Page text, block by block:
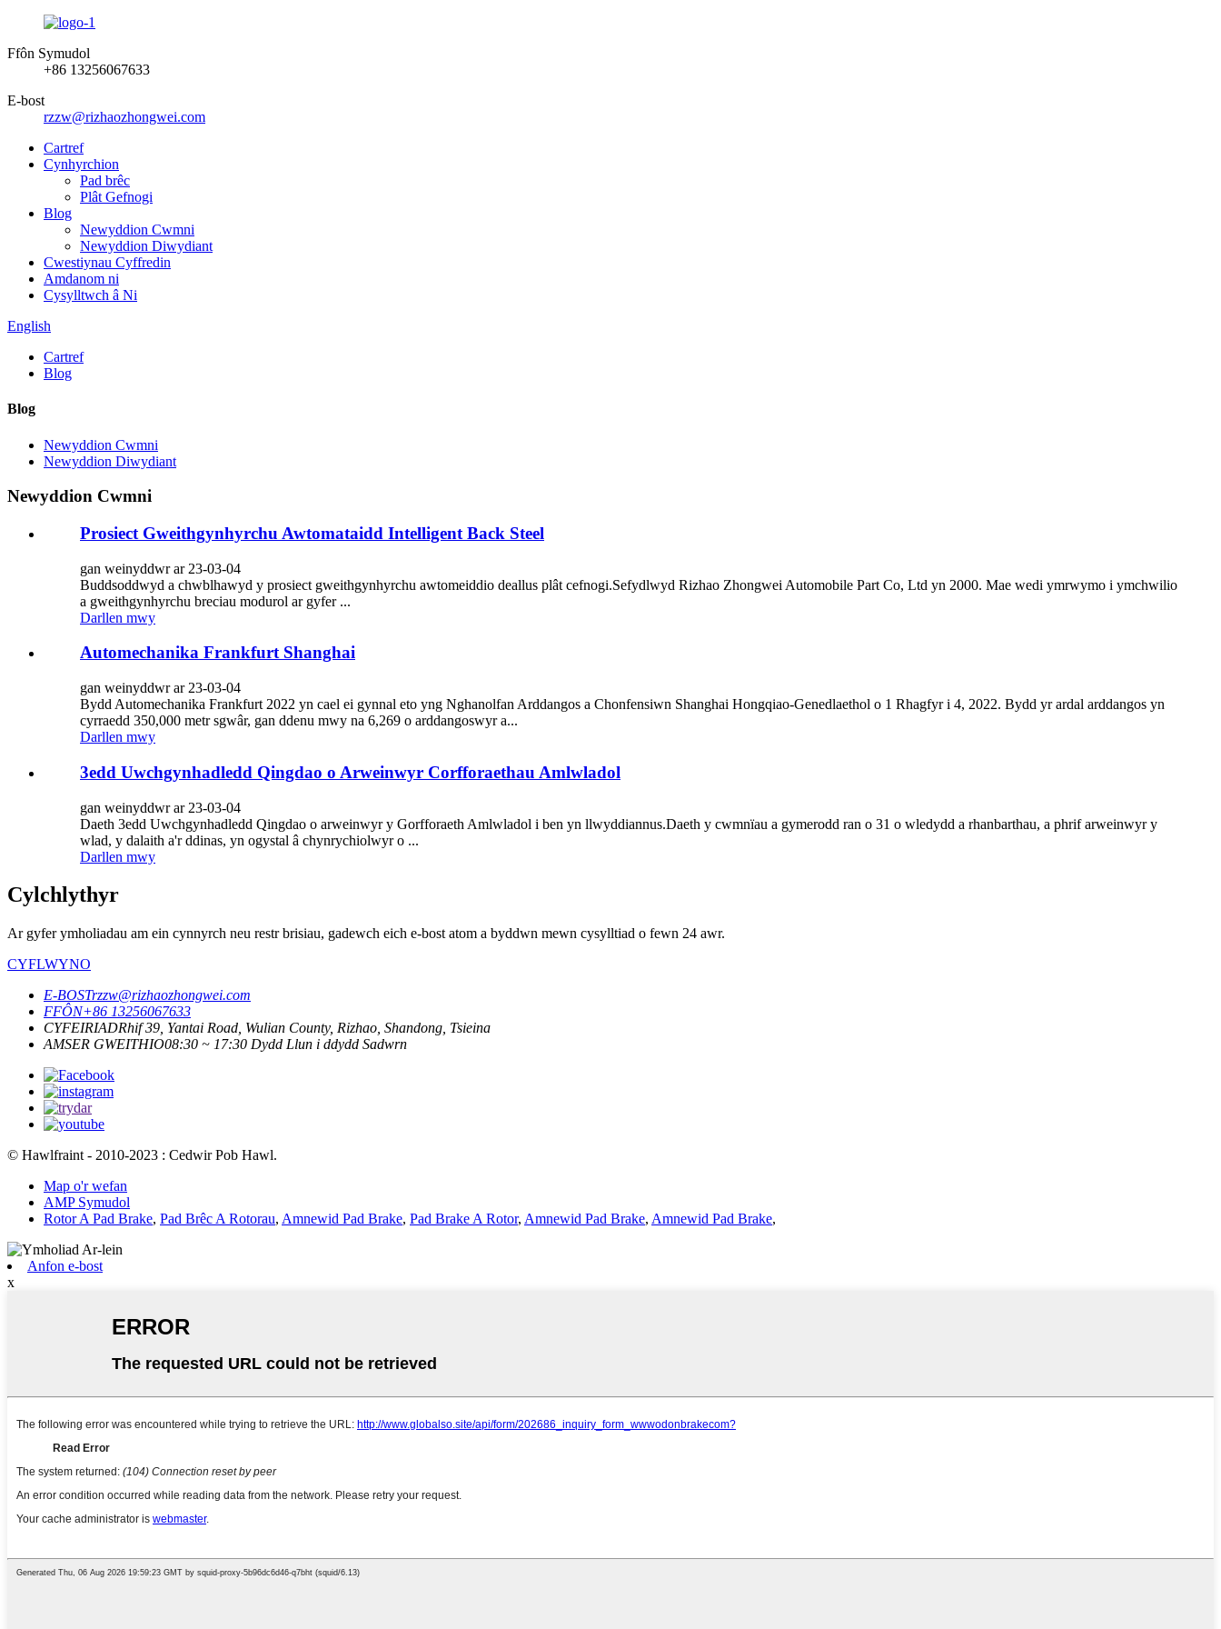
Ffôn Symudol
+86 13256067633
E-bost
rzzw@rizhaozhongwei.com
Cartref
Cynhyrchion
Pad brêc
Plât Gefnogi
Blog
Newyddion Cwmni
Newyddion Diwydiant
Cwestiynau Cyffredin
Amdanom ni
Cysylltwch â Ni
English
Cartref
Blog
Blog
Newyddion Cwmni
Newyddion Diwydiant
Newyddion Cwmni
Prosiect Gweithgynhyrchu Awtomataidd Intelligent Back Steel
gan weinyddwr ar 23-03-04
Buddsoddwyd a chwblhawyd y prosiect gweithgynhyrchu awtomeiddio deallus plât cefnogi.Sefydlwyd Rizhao Zhongwei Automobile Part Co, Ltd yn 2000. Mae wedi ymrwymo i ymchwilio
a gweithgynhyrchu breciau modurol ar gyfer ...
Darllen mwy
Automechanika Frankfurt Shanghai
gan weinyddwr ar 23-03-04
Bydd Automechanika Frankfurt 2022 yn cael ei gynnal eto yng Nghanolfan Arddangos a Chonfensiwn Shanghai Hongqiao-Genedlaethol o 1 Rhagfyr i 4, 2022. Bydd yr ardal arddangos yn
cyrraedd 350,000 metr sgwâr, gan ddenu mwy na 6,269 o arddangoswyr a...
Darllen mwy
3edd Uwchgynhadledd Qingdao o Arweinwyr Corfforaethau Amlwladol
gan weinyddwr ar 23-03-04
Daeth 3edd Uwchgynhadledd Qingdao o arweinwyr y Gorfforaeth Amlwladol i ben yn llwyddiannus.Daeth y cwmnïau a gymerodd ran o 31 o wledydd a rhanbarthau, a phrif arweinwyr y
wlad, y dalaith a'r ddinas, yn ogystal â chynrychiolwyr o ...
Darllen mwy
Cylchlythyr
Ar gyfer ymholiadau am ein cynnyrch neu restr brisiau, gadewch eich e-bost atom a byddwn mewn cysylltiad o fewn 24 awr.
CYFLWYNO
E-BOSTrzzw@rizhaozhongwei.com
FFÔN+86 13256067633
CYFEIRIADRhif 39, Yantai Road, Wulian County, Rizhao, Shandong, Tsieina
AMSER GWEITHIO08:30 ~ 17:30 Dydd Llun i ddydd Sadwrn
© Hawlfraint - 2010-2023 : Cedwir Pob Hawl.
Map o'r wefan
AMP Symudol
Rotor A Pad Brake, Pad Brêc A Rotorau, Amnewid Pad Brake, Pad Brake A Rotor, Amnewid Pad Brake, Amnewid Pad Brake,
Anfon e-bost
x